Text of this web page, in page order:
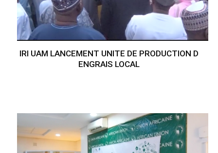
IRI UAM LANCEMENT UNITE DE PRODUCTION D
ENGRAIS LOCAL